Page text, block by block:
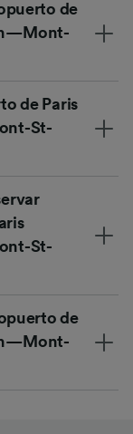
de
de Paris
St-
St-
de